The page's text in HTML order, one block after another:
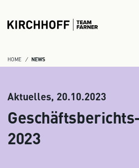
HOME NEWS
Aktuelles, 20.10.2023
2023